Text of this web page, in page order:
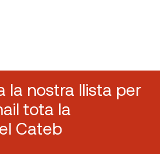
la nostra llista per
tota la
Cateb